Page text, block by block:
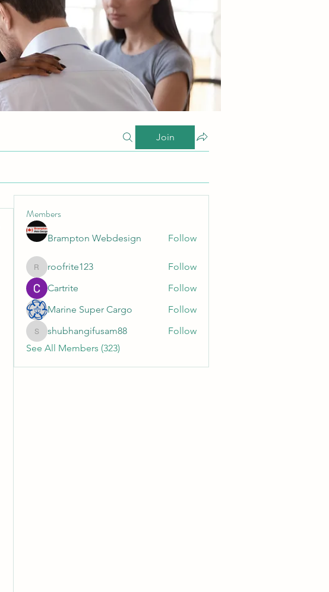
Join
Members
Brampton Webdesign Follow
roofrite123
roofrite123
Follow
Cartrite
Follow
Marine Super Cargo
Follow
shubhangifusam88
shubhangifusam88
Follow
See All Members (323)